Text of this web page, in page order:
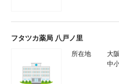
フタツカ薬局 八戸ノ里
所在地
大
中